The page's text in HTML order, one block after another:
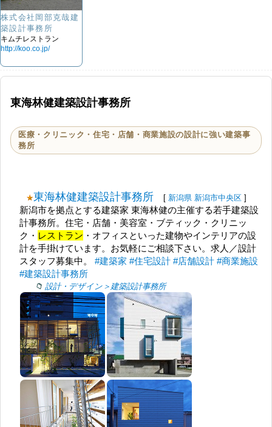
株式会社岡部克哉建
築設計事務所
キムチレストラン
http://koo.co.jp/
東海林健建築設計事務所
医療・クリニック・住宅・店舗・商業施設の設計に強い建築事
務所
東海林健建築設計事務所 [ 新潟県 新潟市中央区 ]
新潟市を拠点とする建築家 東海林健の主催する若手建築設
計事務所。住宅・店舗・美容室・ブティック・クリニッ
ク・ レストラン ・オフィスといった建物やインテリアの設
計を手掛けています。お気軽にご相談下さい。求人／設計
スタッフ募集中。#建築家 #住宅設計 #店舗設計 #商業施設
#建築設計事務所
設計・デザイン＞建築設計事務所